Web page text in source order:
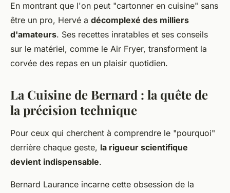
En montrant que l'on peut "cartonner en cuisine" sans
être un pro, Hervé a décomplexé des milliers
d'amateurs. Ses recettes inratables et ses conseils
sur le matériel, comme le Air Fryer, transforment la
corvée des repas en un plaisir quotidien.
La Cuisine de Bernard : la quête de
la précision technique
Pour ceux qui cherchent à comprendre le "pourquoi"
derrière chaque geste, la rigueur scientifique
devient indispensable.
Bernard Laurance incarne cette obsession de la